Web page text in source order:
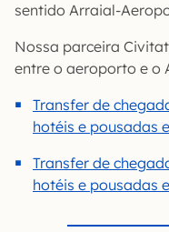
sentido Arraial-
Nossa parceira
entre o aeroporto e o
Transfer de
hotéis e pousadas
Transfer de
hotéis e pousadas